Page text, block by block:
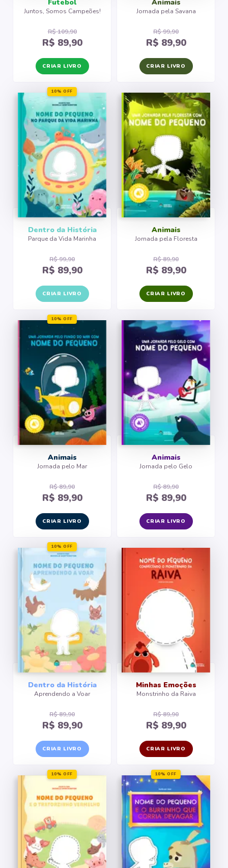
Monstros S.A. - Uma Visita a Monstros S.A.
Futebol
Juntos, Somos Campeões!
R$ 109,90
R$ 89,90
CRIAR LIVRO
Animais
Jornada pela Savana
R$ 99,90
R$ 89,90
CRIAR LIVRO
10% OFF
Dentro da História
Parque da Vida Marinha
R$ 99,90
R$ 89,90
CRIAR LIVRO
Animais
Jornada pela Floresta
R$ 89,90
R$ 89,90
CRIAR LIVRO
10% OFF
Animais
Jornada pelo Mar
R$ 89,90
R$ 89,90
CRIAR LIVRO
Animais
Jornada pelo Gelo
R$ 89,90
R$ 89,90
CRIAR LIVRO
10% OFF
Dentro da História
Aprendendo a Voar
R$ 89,90
R$ 89,90
CRIAR LIVRO
Minhas Emoções
Monstrinho da Raiva
R$ 89,90
R$ 89,90
CRIAR LIVRO
10% OFF 10% OFF